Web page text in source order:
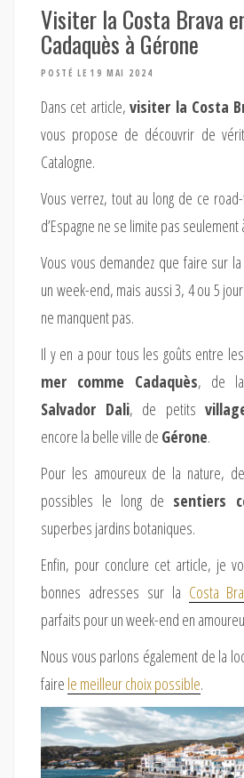
Visiter la Costa Brava
Cadaquès à Gérone
POSTÉ LE 19 MAI 2024
Dans cet article,visiter la Costa
vous propose de découvrir de
Catalogne.
Vous verrez, tout au long de ce
d’Espagne ne se limite pas seulement
Vous vous demandez que faire sur
un week-end, mais aussi 3, 4 ou 5
ne manquent pas.
Il y en a pour tous les goûts entre
mer comme Cadaquès, de la
Salvador Dali, de petits
encore la belle ville de Gérone.
Pour les amoureux de la nature,
possibles le long de sentiers
superbes jardins botaniques.
Enfin, pour conclure cet article, je
bonnes adresses sur la Costa
parfaits pour un week-end en
Nous vous parlons également de la
faire le meilleur choix possible.